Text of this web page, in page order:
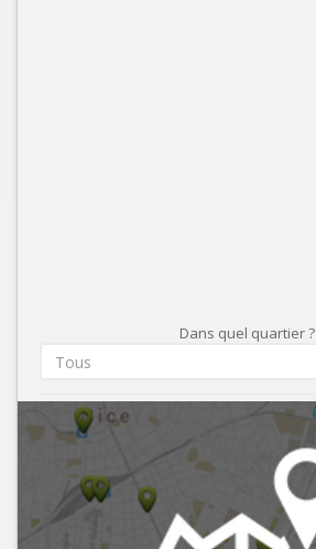
Dans quel quartier ?
Tous